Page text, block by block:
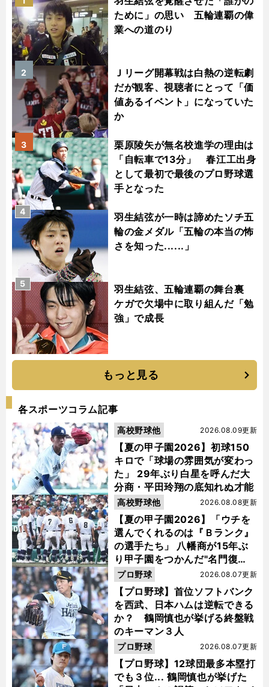
ために」の思い 五輪連覇の偉
業への道のり
Ｊリーグ開幕戦は白熱の逆転劇
だが観客、視聴者にとって「価
値あるイベント」になっていた
か
2
栗原陵矢が無名校進学の理由は
「自転車で13分」 春江工出身
として最初で最後のプロ野球選
手となった
3
羽生結弦が一時は諦めたソチ五
輪の金メダル「五輪の本当の怖
さを知った......」
4
羽生結弦、五輪連覇の舞台裏
ケガで欠場中に取り組んだ「勉
強」で成長
5
もっと見る
各スポーツコラム記事
【夏の甲子園2026】初球150
キロで「球場の雰囲気が変わっ
た」 29年ぶり白星を呼んだ大
分商・平田玲翔の底知れぬ才能
2026.08.09更新
高校野球他
【夏の甲子園2026】「ウチを
選んでくれるのは『Ｂランク』
の選手たち」 八幡商が15年ぶ
り甲子園をつかんだ"名門復
活"の舞台裏
2026.08.08更新
高校野球他
【プロ野球】首位ソフトバンク
を西武、日本ハムは逆転できる
か？ 鶴岡慎也が挙げる終盤戦
のキーマン３人
2026.08.07更新
プロ野球
【プロ野球】12球団最多本塁打
でも３位... 鶴岡慎也が挙げた
2026.08.07更新
プロ野球